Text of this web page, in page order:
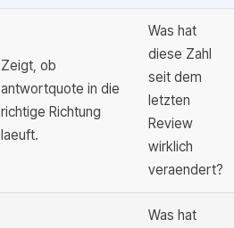
Zeigt, ob
antwortquote in die
richtige Richtung
laeuft.
Was hat
diese Zahl
seit dem
letzten
Review
wirklich
veraendert?
Was hat